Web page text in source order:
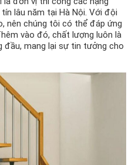
lâu năm tại Hà Nội. Với đội
nên chúng tôi có thể đáp ứng
vào đó, chất lượng luôn là
đầu, mang lại sự tin tưởng cho